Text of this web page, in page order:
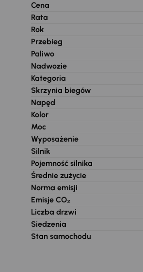
Cena
Rata
Rok
Przebieg
Paliwo
Nadwozie
Kategoria
Skrzynia biegów
Napęd
Kolor
Moc
Wyposażenie
Silnik
Pojemność silnika
Średnie zużycie
Norma emisji
Emisje CO₂
Liczba drzwi
Siedzenia
Stan samochodu